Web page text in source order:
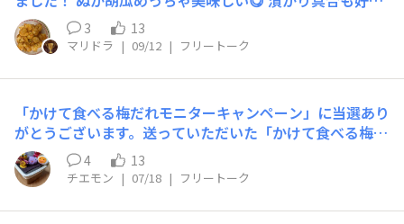
<<参加方法>> ①ピックルス公式Xアカウント（@p_susu
mu_ofcl）と、ホテイフーズ公式Ｘアカウント（@hotei
foods_x）をＷフォロー ②該当の投稿を「リポスト」 ※
当のポスト ピックルス：https://x.com/p_susumu_ofc
l/status/1962349716374794543 ホテイフーズ：https://
x.com/hoteifoods_x/status/1962349711966302233
❤️ 写真撮るために切って盛り付けしたけど、1本まるかじ
りしたいくらいだわ♪ ぬか床は、試したい食材があって
🤭 手に入れたら漬けるので、もう少しだけアップ待って
ください(☻-☻) お楽しみに😊
3 13
マリドラ | 09/12 | フリートーク
「かけて食べる梅だれモニターキャンペーン」に当選あり
がとうございます。送っていただいた「かけて食べる梅だ
れ」をズッキーニの炒め物に載せていただきました。ズッ
キーニの淡白な味わいが「かけて食べる梅だれ」の味わい
と上手くマッチしてそれぞれの持つ食べ物の相乗効果を増
して、とても美味しくいただけました。
4 13
チエモン | 07/18 | フリートーク